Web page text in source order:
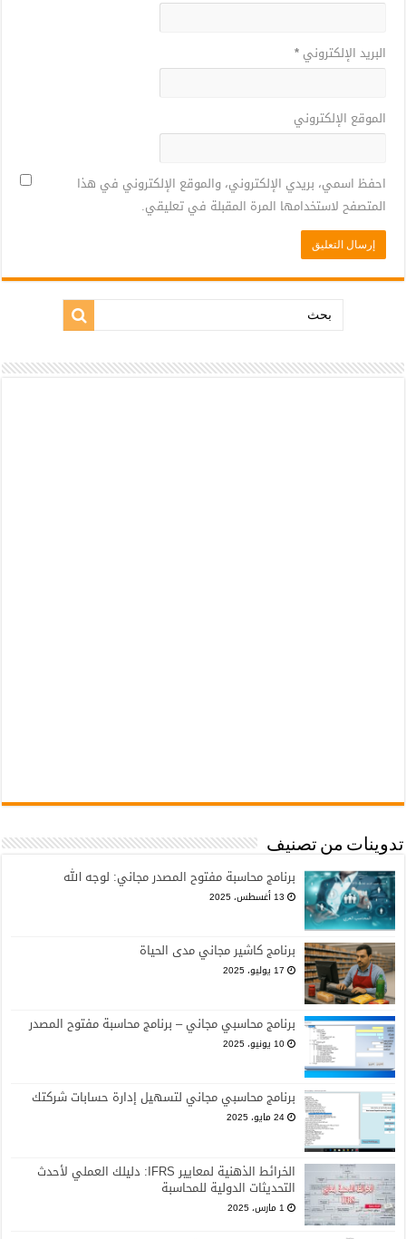
البريد الإلكتروني*
الموقع الإلكتروني
احفظ اسمي، بريدي الإلكتروني، والموقع الإلكتروني في هذا
المتصفح لاستخدامها المرة المقبلة في تعليقي.
بحث:
تدوينات من تصنيف
برنامج محاسبة مفتوح المصدر مجاني: لوجه الله
13 أغسطس، 2025
برنامج كاشير مجاني مدى الحياة
17 يوليو، 2025
برنامج محاسبي مجاني – برنامج محاسبة مفتوح المصدر
10 يونيو، 2025
برنامج محاسبي مجاني لتسهيل إدارة حسابات شركتك
24 مايو، 2025
الخرائط الذهنية لمعايير IFRS: دليلك العملي لأحدث
التحديثات الدولية للمحاسبة
1 مارس، 2025